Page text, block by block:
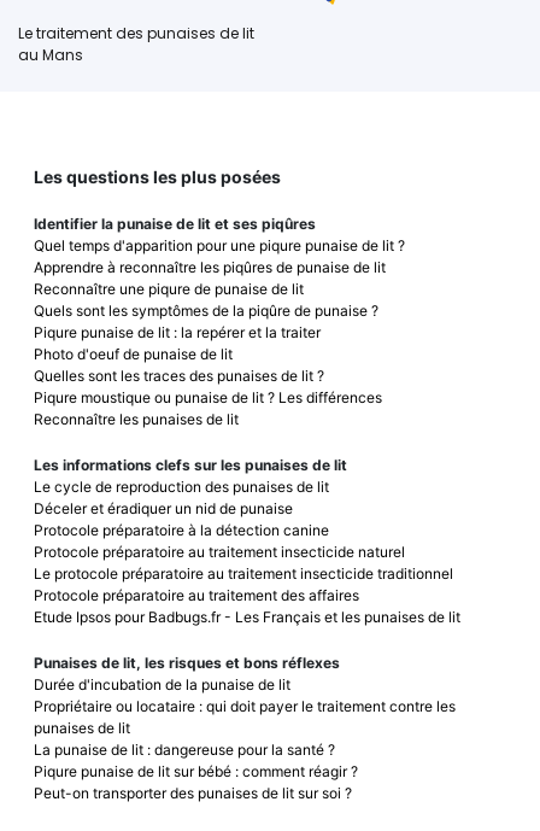
Le traitement des punaises de lit
au Mans
Les questions les plus posées
Identifier la punaise de lit et ses piqûres
Quel temps d'apparition pour une piqure punaise de lit ?
Apprendre à reconnaître les piqûres de punaise de lit
Reconnaître une piqure de punaise de lit
Quels sont les symptômes de la piqûre de punaise ?
Piqure punaise de lit : la repérer et la traiter
Photo d'oeuf de punaise de lit
Quelles sont les traces des punaises de lit ?
Piqure moustique ou punaise de lit ? Les différences
Reconnaître les punaises de lit
Les informations clefs sur les punaises de lit
Le cycle de reproduction des punaises de lit
Déceler et éradiquer un nid de punaise
Protocole préparatoire à la détection canine
Protocole préparatoire au traitement insecticide naturel
Le protocole préparatoire au traitement insecticide traditionnel
Protocole préparatoire au traitement des affaires
Etude Ipsos pour Badbugs.fr - Les Français et les punaises de lit
Punaises de lit, les risques et bons réflexes
Durée d'incubation de la punaise de lit
Propriétaire ou locataire : qui doit payer le traitement contre les
punaises de lit
La punaise de lit : dangereuse pour la santé ?
Piqure punaise de lit sur bébé : comment réagir ?
Peut-on transporter des punaises de lit sur soi ?